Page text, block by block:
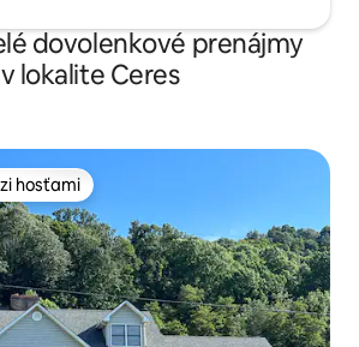
dovolenkové prenájmy
v lokalite Ceres
hosťami
hosťami